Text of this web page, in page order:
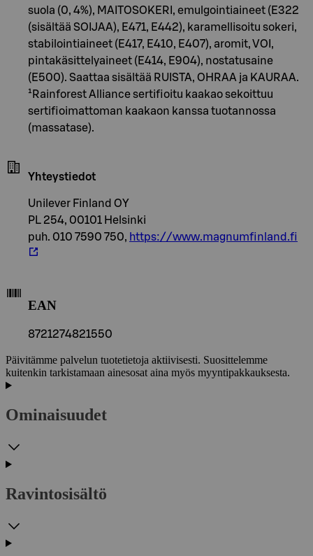
suola (0, 4%), MAITOSOKERI, emulgointiaineet (E322
(sisältää SOIJAA), E471, E442), karamellisoitu sokeri,
stabilointiaineet (E417, E410, E407), aromit, VOI,
pintakäsittelyaineet (E414, E904), nostatusaine
(E500). Saattaa sisältää RUISTA, OHRAA ja KAURAA.
¹Rainforest Alliance sertifioitu kaakao sekoittuu
sertifioimattoman kaakaon kanssa tuotannossa
(massatase).
Yhteystiedot
Unilever Finland OY
PL 254, 00101 Helsinki
puh. 010 7590 750, https://www.magnumfinland.fi
EAN
8721274821550
Päivitämme palvelun tuotetietoja aktiivisesti. Suosittelemme
kuitenkin tarkistamaan ainesosat aina myös myyntipakkauksesta.
Ominaisuudet
Ravintosisältö